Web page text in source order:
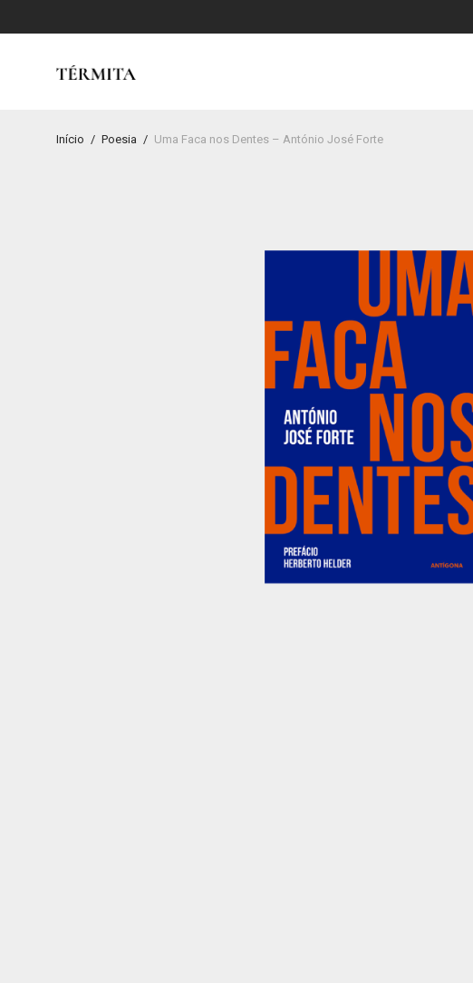
Início / Poesia / Uma Faca nos Dentes – António José Forte